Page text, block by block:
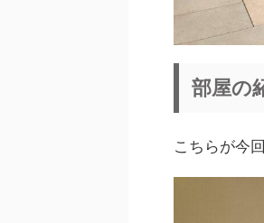
部屋の
こちらが今